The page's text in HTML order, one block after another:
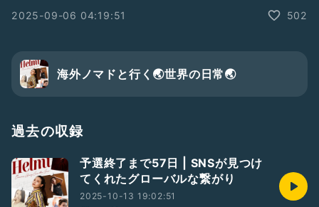
2025-09-06 04:19:51
502
海外ノマドと行く🌏世界の日常🌏
過去の収録
予選終了まで57日 | SNSが見つけ
てくれたグローバルな繋がり
2025-10-13 19:02:51